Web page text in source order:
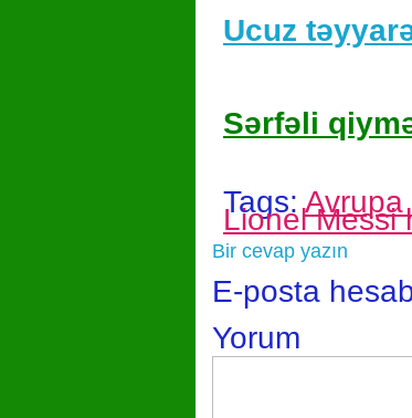
Ucuz
Sərfəli
Tags:Avrupa
Lionel Messi
Bir cevap yazın
E-posta
Yorum